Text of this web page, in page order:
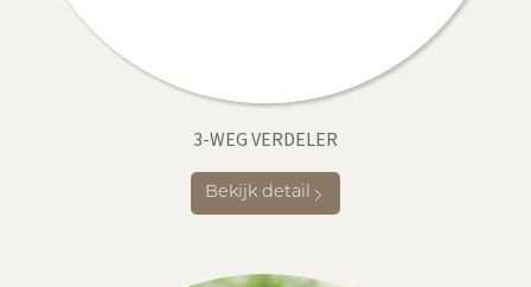
3-WEG VERDELER
Bekijk detail